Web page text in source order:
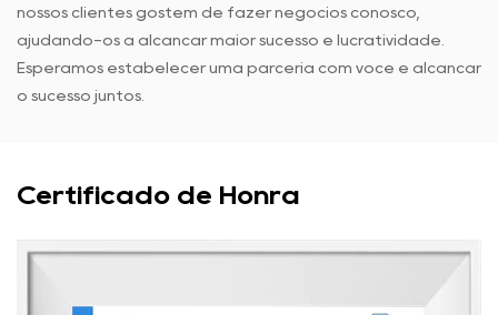
nossos clientes gostem de fazer negócios conosco,
ajudando-os a alcançar maior sucesso e lucratividade.
Esperamos estabelecer uma parceria com você e alcançar
o sucesso juntos.
Certificado de Honra